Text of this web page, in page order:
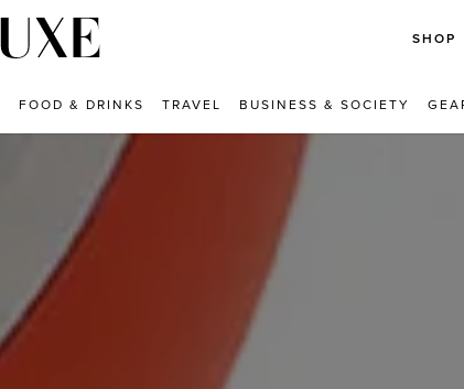
SHOP
FOOD & DRINKS TRAVEL BUSINESS & SOCIETY